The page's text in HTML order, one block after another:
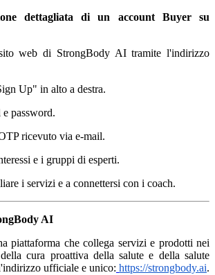
dettagliata di un account Buyer su
web di StrongBody AI tramite l'indirizzo
Up" in alto a destra.
password.
ricevuto via e-mail.
e i gruppi di esperti.
i servizi e a connettersi con i coach.
AI
piattaforma che collega servizi e prodotti nei
cura proattiva della salute e della salute
ufficiale e unico: https://strongbody.ai.